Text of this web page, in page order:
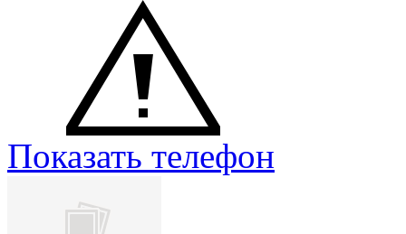
Показать телефон